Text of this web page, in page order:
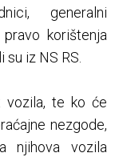
generalni
korištenja
su iz NS RS.
vozila, te ko će
nezgode,
njihova vozila